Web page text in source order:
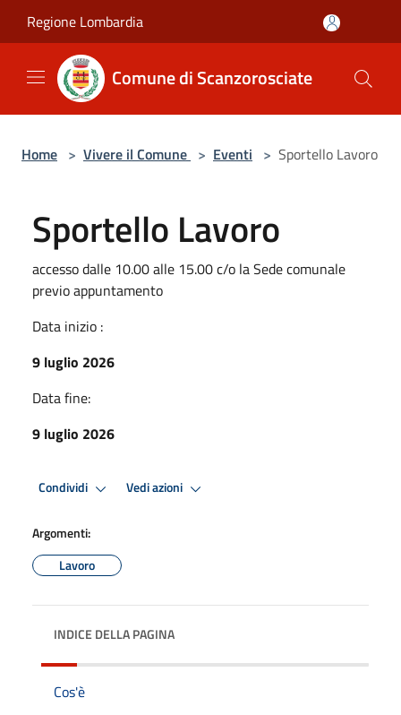
Regione Lombardia
Comune di Scanzorosciate
Home > Vivere il Comune > Eventi > Sportello Lavoro
Sportello Lavoro
accesso dalle 10.00 alle 15.00 c/o la Sede comunale
previo appuntamento
Data inizio :
9 luglio 2026
Data fine:
9 luglio 2026
Condividi Vedi azioni
Argomenti:
Lavoro
INDICE DELLA PAGINA
Cos'è